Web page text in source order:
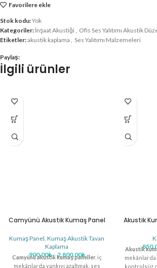
Favorilere ekle
Stok kodu:Yok
Kategoriler: İnşaat Akustiği, Ofis Ses Yalıtımı Akustik
Etiketler:akustik kaplama , Ses Yalıtımı Malzemeleri
Paylaş:
İlgili ürünler
Camyünü Akustik Kumaş Panel
Kumaş Panel Kumaş Akustik Tavan
Kaplama
900.00₺–2,800.00₺
Camyünü akustik kumaş paneller, iç
mekânlarda yankıyı azaltmak, ses
Akustik
Akustik
mekânlarda
kontrolsüz